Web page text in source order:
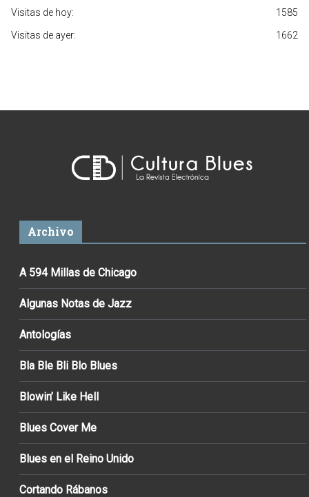
1585
Visitas de hoy:
1662
Visitas de ayer:
Archivo
A 594 Millas de Chicago
Algunas Notas de Jazz
Antologías
Bla Ble Bli Blo Blues
Blowin’ Like Hell
Blues Cover Me
Blues en el Reino Unido
Cortando Rábanos